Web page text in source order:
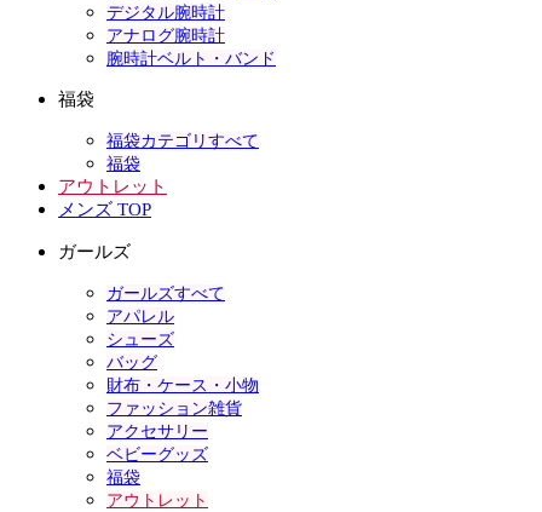
デジタル腕時計
アナログ腕時計
腕時計ベルト・バンド
福袋
福袋カテゴリすべて
福袋
アウトレット
メンズ TOP
ガールズ
ガールズすべて
アパレル
シューズ
バッグ
財布・ケース・小物
ファッション雑貨
アクセサリー
ベビーグッズ
福袋
アウトレット